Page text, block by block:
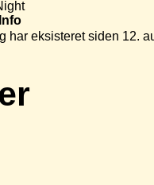
Info
har eksisteret siden 12.